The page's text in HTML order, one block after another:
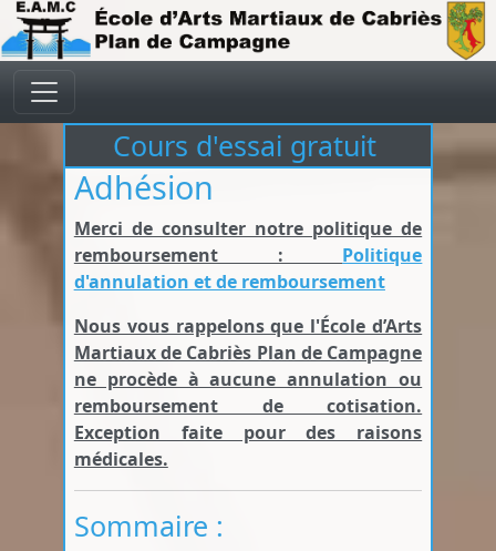
Aller au contenu principal
Cours d'essai gratuit
Adhésion
Merci de consulter notre politique de
remboursement : Politique
d'annulation et de remboursement
Nous vous rappelons que l'École d’Arts
Martiaux de Cabriès Plan de Campagne
ne procède à aucune annulation ou
remboursement de cotisation.
Exception faite pour des raisons
médicales.
Sommaire :